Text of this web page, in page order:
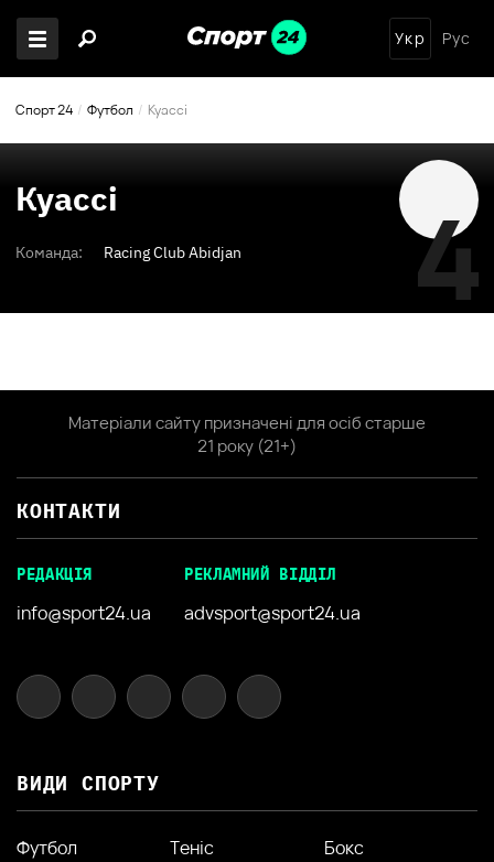
Укр Рус
Спорт 24 Футбол Куассі
Куассі
Команда: Racing Club Abidjan 4
Матеріали сайту призначені для осіб старше
21 року (21+)
КОНТАКТИ
РЕДАКЦІЯ
info@sport24.ua
РЕКЛАМНИЙ ВІДДІЛ
advsport@sport24.ua
ВИДИ СПОРТУ
Футбол Теніс
Бокс